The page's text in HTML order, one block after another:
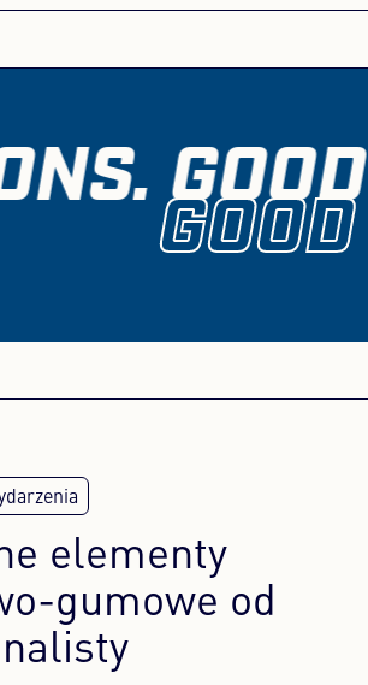
MEYLE HD udzielamy gwarancji
zrelaksowany!
elementy
gumowe od